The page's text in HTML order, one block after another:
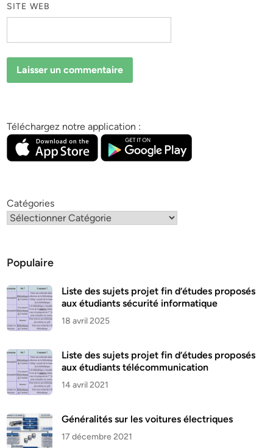
SITE WEB
Téléchargez notre application :
Catégories
Populaire
Liste des sujets projet fin d’études proposés
aux étudiants sécurité informatique
18 avril 2025
Liste des sujets projet fin d’études proposés
aux étudiants télécommunication
14 avril 2021
Généralités sur les voitures électriques
17 décembre 2021